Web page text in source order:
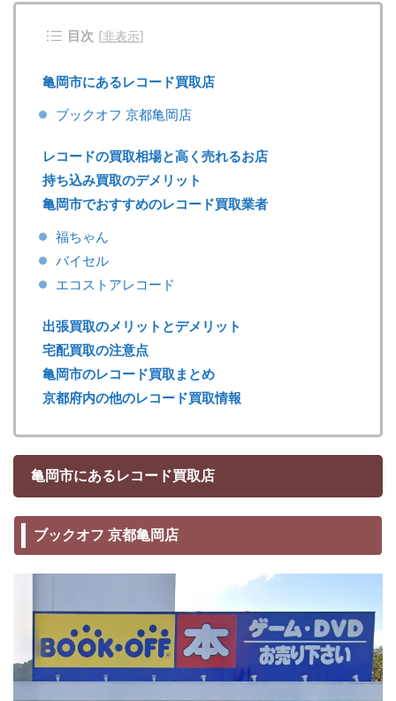
目次 [非表示]
亀岡市にあるレコード買取店
ブックオフ 京都亀岡店
レコードの買取相場と高く売れるお店
持ち込み買取のデメリット
亀岡市でおすすめのレコード買取業者
福ちゃん
バイセル
エコストアレコード
出張買取のメリットとデメリット
宅配買取の注意点
亀岡市のレコード買取まとめ
京都府内の他のレコード買取情報
亀岡市にあるレコード買取店
ブックオフ 京都亀岡店